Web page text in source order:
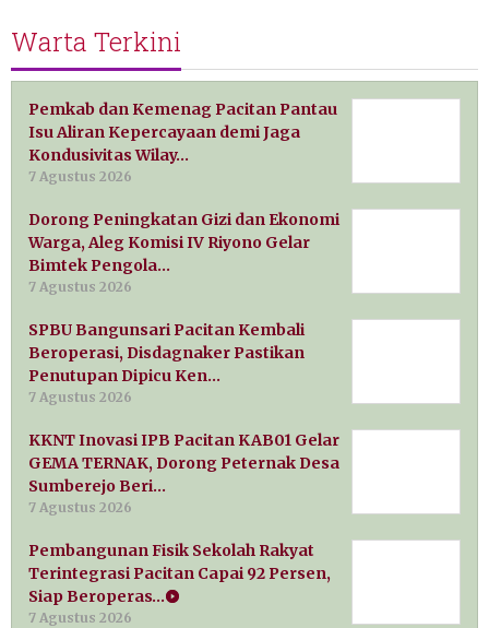
Warta Terkini
Pemkab dan Kemenag Pacitan Pantau
Isu Aliran Kepercayaan demi Jaga
Kondusivitas Wilay…
7 Agustus 2026
Dorong Peningkatan Gizi dan Ekonomi
Warga, Aleg Komisi IV Riyono Gelar
Bimtek Pengola…
7 Agustus 2026
SPBU Bangunsari Pacitan Kembali
Beroperasi, Disdagnaker Pastikan
Penutupan Dipicu Ken…
7 Agustus 2026
KKNT Inovasi IPB Pacitan KAB01 Gelar
GEMA TERNAK, Dorong Peternak Desa
Sumberejo Beri…
7 Agustus 2026
Pembangunan Fisik Sekolah Rakyat
Terintegrasi Pacitan Capai 92 Persen,
Siap Beroperas…
7 Agustus 2026